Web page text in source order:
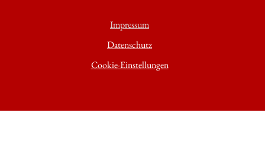
Impressum
Datenschutz
Cookie-Einstellungen